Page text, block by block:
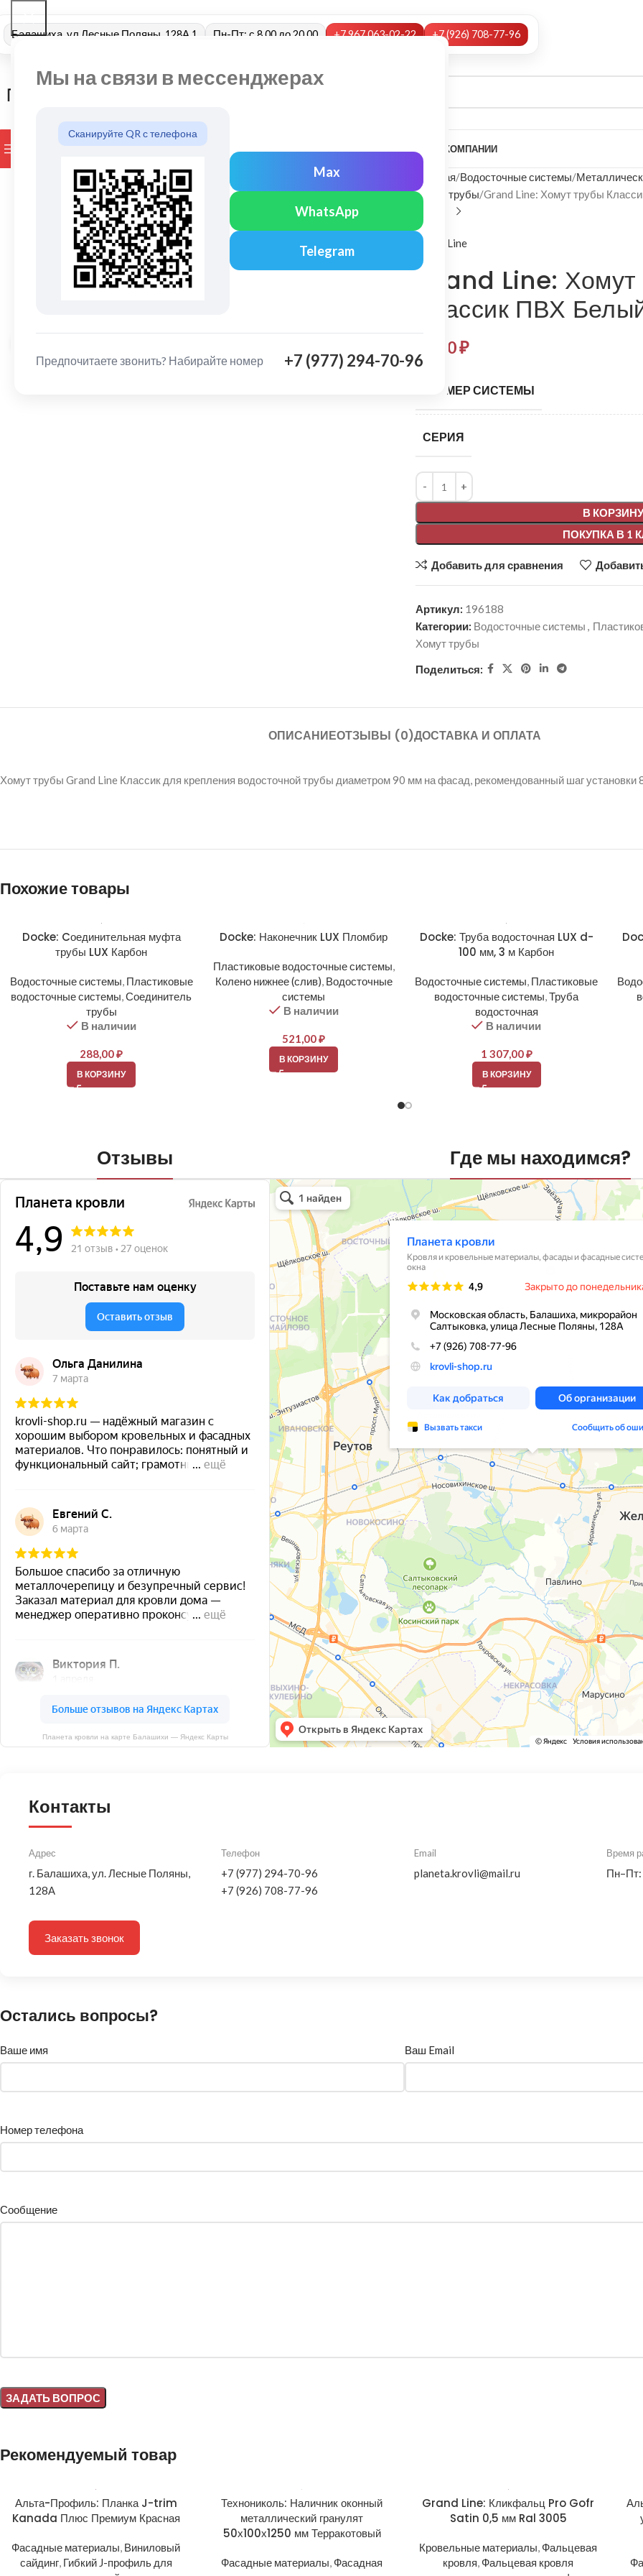
Мы на связи в мессенджерах
Сканируйте QR с телефона
Max
WhatsApp
Telegram
Предпочитаете звонить? Набирайте номер +7 (977) 294-70-96
Балашиха, ул Лесные Поляны, 128А 1 Пн-Пт: с 8.00 до 20.00 +7 967 063-02-22 +7 (926) 708-77-96
ПРОСМОТР КАТЕГОРИЙ БРЕНДЫ О КОМПАНИИ
Главная Водосточные системы
Хомут трубы Grand Line: Хомут трубы
Grand Line
Grand Line: Хомут
Классик ПВХ
79,00₽
РАЗМЕР СИСТЕМЫ
СЕРИЯ
В КОРЗИНУ
ПОКУПКА В 1
Alternative:
Добавить для сравнения
Артикул: 196188
Категории: Водосточные системы ,
Хомут трубы
Поделиться:
ОПИСАНИЕОТЗЫВЫ (0)ДОСТАВКА И ОПЛАТА
Хомут трубы Grand Line Классик для крепления водосточной трубы диаметром 90 мм на фасад, рекомендованный шаг установки
Похожие товары
Docke: Cоединительная муфта
трубы LUX Карбон
Водосточные системы, Пластиковые
водосточные системы,Соединитель
трубы
В наличии
288,00₽
В КОРЗИНУ
Docke: Наконечник LUX Пломбир
Пластиковые водосточные системы,
Колено нижнее (слив), Водосточные
системы
В наличии
521,00₽
В КОРЗИНУ
Docke: Труба водосточная LUX d-
100 мм, 3 м Карбон
Водосточные системы, Пластиковые
водосточные системы,Труба
водосточная
В наличии
1 307,00₽
В КОРЗИНУ
Отзывы
Планета кровли на карте Балашихи — Яндекс Карты
Где мы находимся?
Планета кровли
Кровля и кровельные материалы в Балашихе
Окна в Балашихе
Контакты
Адрес
г. Балашиха, ул. Лесные Поляны,
128А
Телефон
+7 (977) 294-70-96
+7 (926) 708-77-96
Email
planeta.krovli@mail.ru
Время
Заказать звонок
Остались вопросы?
Ваше имя Ваш Email
Номер телефона
Сообщение
Рекомендуемый товар
Альта-Профиль: Планка J-trim
Kanada Плюс Премиум Красная
Фасадные материалы, Виниловый
сайдинг, Гибкий J-профиль для
Технониколь: Наличник оконный
металлический гранулят
50х100х1250 мм Терракотовый
Фасадные материалы, Фасадная
Grand Line: Кликфальц Pro Gofr
Satin 0,5 мм Ral 3005
Кровельные материалы, Фальцевая
кровля, Фальцевая кровля